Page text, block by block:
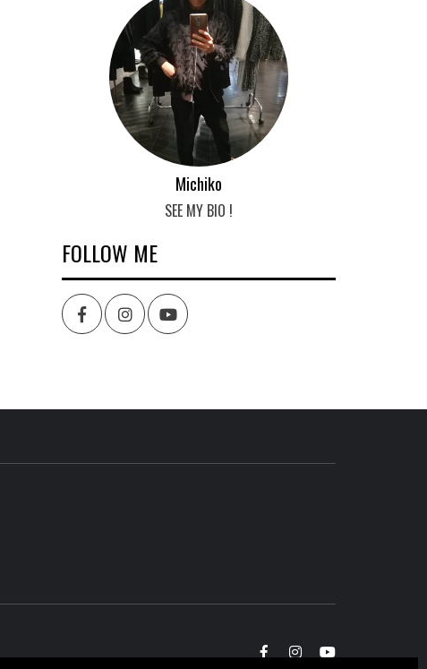
Michiko
SEE MY BIO !
FOLLOW ME
FacebookInstagramyoutube
FacebookInstagram
youtube